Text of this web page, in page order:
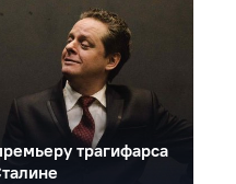
трагифарса